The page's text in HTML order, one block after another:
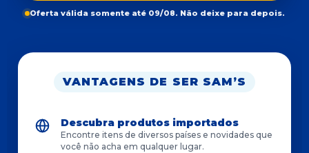
Oferta válida somente até 09/08. Não deixe para depois.
VANTAGENS DE SER SAM’S
Descubra produtos importados
Encontre itens de diversos países e novidades que
você não acha em qualquer lugar.